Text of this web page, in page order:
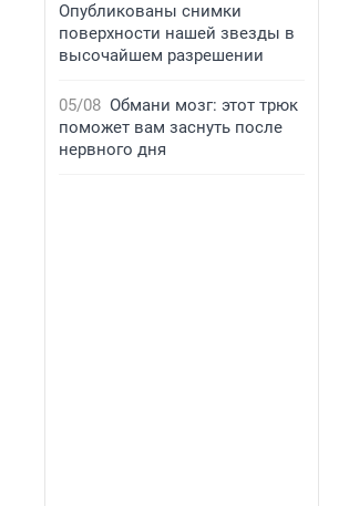
Опубликованы снимки
поверхности нашей звезды в
высочайшем разрешении
05/08 Обмани мозг: этот трюк
поможет вам заснуть после
нервного дня